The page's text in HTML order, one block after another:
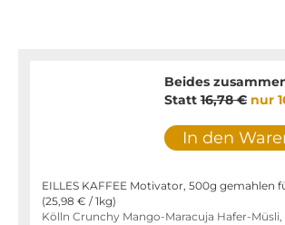
Beides
Statt16,78 € nur
In den
EILLES KAFFEE Motivator, 500g gemahlen
(25,98 € / 1kg)
Kölln Crunchy Mango-Maracuja Hafer-